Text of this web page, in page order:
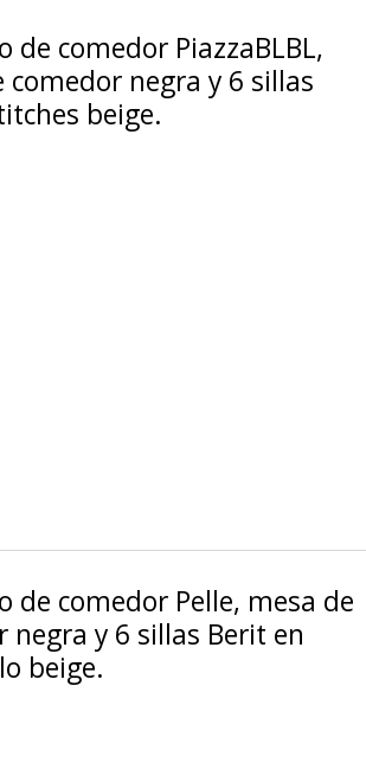
de comedor PiazzaBLBL,
comedor negra y 6 sillas
beige.
de comedor Pelle, mesa de
negra y 6 sillas Berit en
beige.